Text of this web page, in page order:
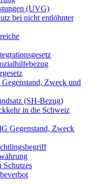
(UVG)
bei nicht entlöhnter
Zweck und
(SH-Bezug)
in die Schweiz
Gegenstand, Zweck
Schutzes